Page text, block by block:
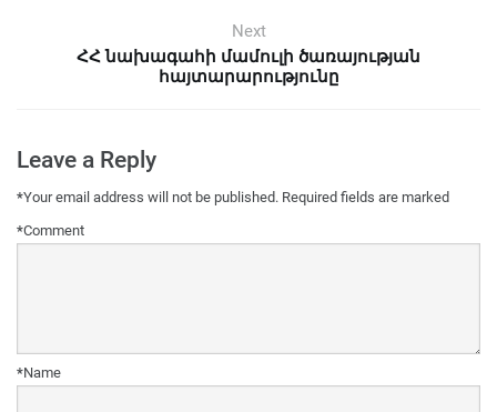
Next
ՀՀ նախագահի մամուլի ծառայության
հայտարարությունը
Leave a Reply
Your email address will not be published. Required fields are marked
*
Comment
*
Name
*